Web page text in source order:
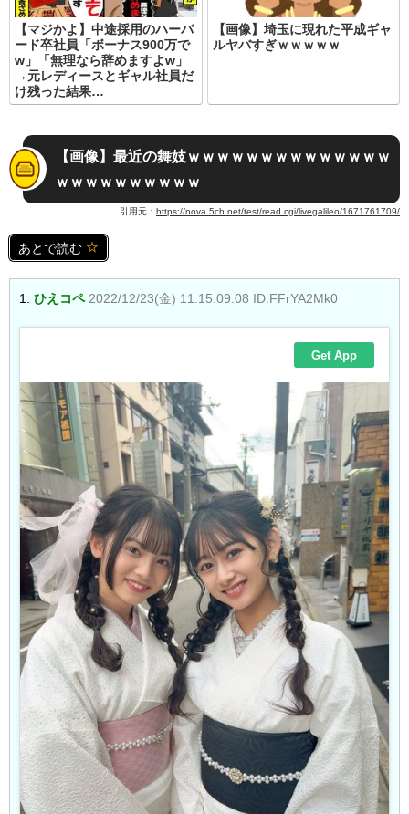
【マジかよ】中途採用のハーバ
ード卒社員「ボーナス900万で
w」「無理なら辞めますよw」
→元レディースとギャル社員だ
け残った結果…
【画像】埼玉に現れた平成ギャ
ルヤバすぎｗｗｗｗｗ
【画像】最近の舞妓ｗｗｗｗｗｗｗｗｗｗｗｗｗｗ
ｗｗｗｗｗｗｗｗｗｗ
引用元： https://nova.5ch.net/test/read.cgi/livegalileo/1671761709/
あとで読む
1: ひえコペ 2022/12/23(金) 11:15:09.08 ID:FFrYA2Mk0